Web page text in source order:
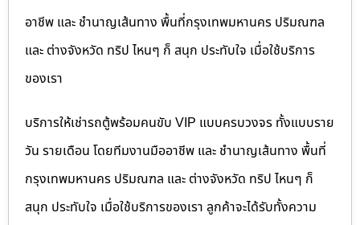
อาชีพ และ ชำนาญเส้นทาง พื้นที่กรุงเทพมหานคร ปริมณฑล
และ ต่างจังหวัด ทริป ไหนๆ ก็ สนุก ประทับใจ เมื่อใช้บริการ
ของเรา
บริการให้เช่ารถตู้พร้อมคนขับ VIP แบบครบวงจร ทั้งแบบราย
วัน รายเดือน โดยทีมงานมืออาชีพ และ ชำนาญเส้นทาง พื้นที่
กรุงเทพมหานคร ปริมณฑล และ ต่างจังหวัด ทริป ไหนๆ ก็
สนุก ประทับใจ เมื่อใช้บริการของเรา ลูกค้าจะได้รับทั้งความ